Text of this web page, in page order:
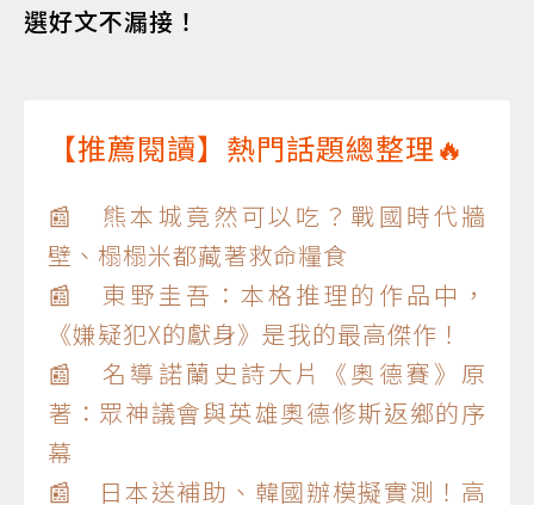
選好文不漏接！
【推薦閱讀】熱門話題總整理🔥
📰 熊本城竟然可以吃？戰國時代牆
壁、榻榻米都藏著救命糧食
📰 東野圭吾：本格推理的作品中，
《嫌疑犯X的獻身》是我的最高傑作！
📰 名導諾蘭史詩大片《奧德賽》原
著：眾神議會與英雄奧德修斯返鄉的序
幕
📰 日本送補助、韓國辦模擬實測！高